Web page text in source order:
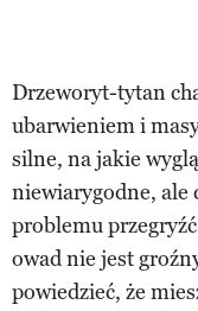
Drzeworyt-tytan
ubarwieniem i
silne, na jakie
niewiarygodne, ale
problemu
owad nie jest
powiedzieć, że